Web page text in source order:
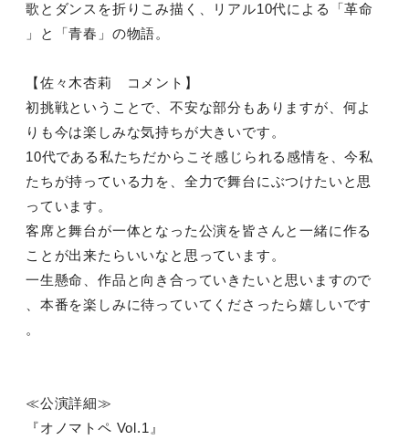
歌とダンスを折りこみ描く、リアル10代による「革命
」と「青春」の物語。
【佐々木杏莉 コメント】
初挑戦ということで、不安な部分もありますが、何よ
りも今は楽しみな気持ちが大きいです。
10代である私たちだからこそ感じられる感情を、今私
たちが持っている力を、全力で舞台にぶつけたいと思
っています。
客席と舞台が一体となった公演を皆さんと一緒に作る
ことが出来たらいいなと思っています。
一生懸命、作品と向き合っていきたいと思いますので
、本番を楽しみに待っていてくださったら嬉しいです
。
≪公演詳細≫
『オノマトペ Vol.1』